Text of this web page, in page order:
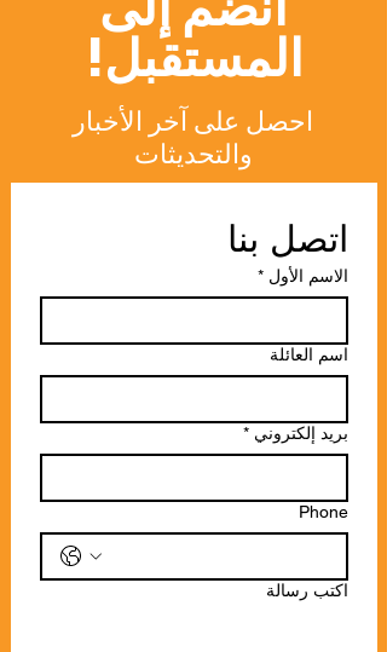
المستقبل!
احصل على آخر الأخبار
والتحديثات
اتصل بنا
الاسم الأول *
اسم العائلة
بريد إلكتروني *
Phone
اكتب رسالة